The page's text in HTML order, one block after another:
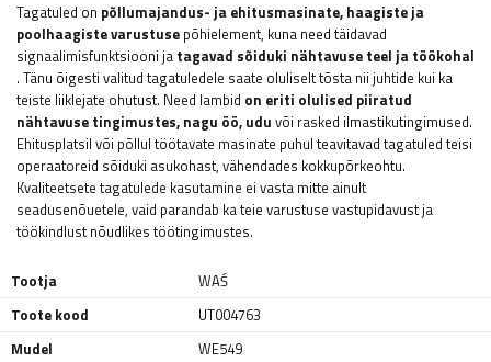
Tagatuled on põllumajandus- ja ehitusmasinate, haagiste ja
poolhaagiste varustuse põhielement, kuna need täidavad
signaalimisfunktsiooni ja tagavad sõiduki nähtavuse teel ja töökohal
. Tänu õigesti valitud tagatuledele saate oluliselt tõsta nii juhtide kui ka
teiste liiklejate ohutust. Need lambid on eriti olulised piiratud
nähtavuse tingimustes, nagu öö, udu või rasked ilmastikutingimused.
Ehitusplatsil või põllul töötavate masinate puhul teavitavad tagatuled teisi
operaatoreid sõiduki asukohast, vähendades kokkupõrkeohtu.
Kvaliteetsete tagatulede kasutamine ei vasta mitte ainult
seadusenõuetele, vaid parandab ka teie varustuse vastupidavust ja
töökindlust nõudlikes töötingimustes.
Tootja
WAŚ
Toote kood
UT004763
Mudel
WE549